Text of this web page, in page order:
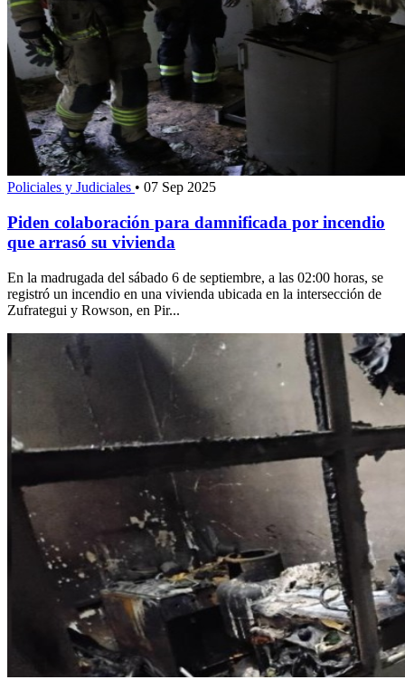
Policiales y Judiciales • 07 Sep 2025
Piden colaboración para damnificada por incendio
que arrasó su vivienda
En la madrugada del sábado 6 de septiembre, a las 02:00 horas, se
registró un incendio en una vivienda ubicada en la intersección de
Zufrategui y Rowson, en Pir...